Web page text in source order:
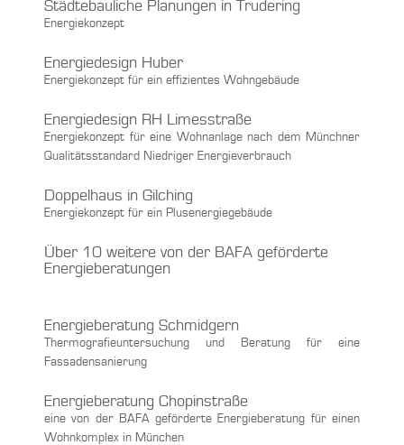
Städtebauliche Planungen in Trudering
Energiekonzept
Energiedesign Huber
Energiekonzept für ein effizientes Wohngebäude
Energiedesign RH Limesstraße
Energiekonzept für eine Wohnanlage nach dem Münchner
Qualitätsstandard Niedriger Energieverbrauch
Doppelhaus in Gilching
Energiekonzept für ein Plusenergiegebäude
Über 10 weitere von der BAFA geförderte
Energieberatungen
Energieberatung Schmidgern
Thermografieuntersuchung und Beratung für eine
Fassadensanierung
Energieberatung Chopinstraße
eine von der BAFA geförderte Energieberatung für einen
Wohnkomplex in München